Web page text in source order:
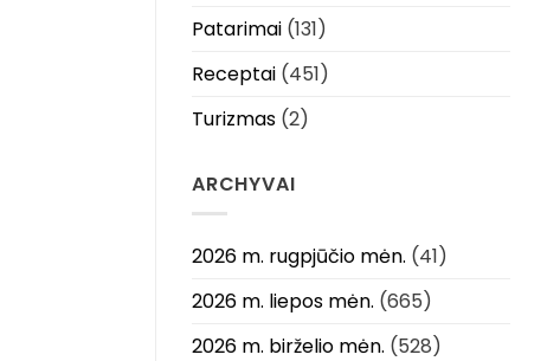
Patarimai (131)
Receptai (451)
Turizmas (2)
ARCHYVAI
2026 m. rugpjūčio mėn. (41)
2026 m. liepos mėn. (665)
2026 m. birželio mėn. (528)